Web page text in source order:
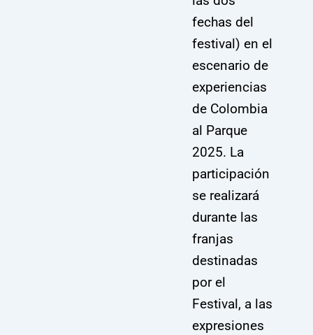
fechas del
festival) en el
escenario de
experiencias
de Colombia
al Parque
2025. La
participación
se realizará
durante las
franjas
destinadas
por el
Festival, a las
expresiones